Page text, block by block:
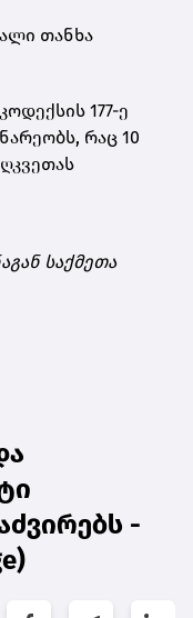
თანხა
177-ე
რაც 10
საქმეთა
-